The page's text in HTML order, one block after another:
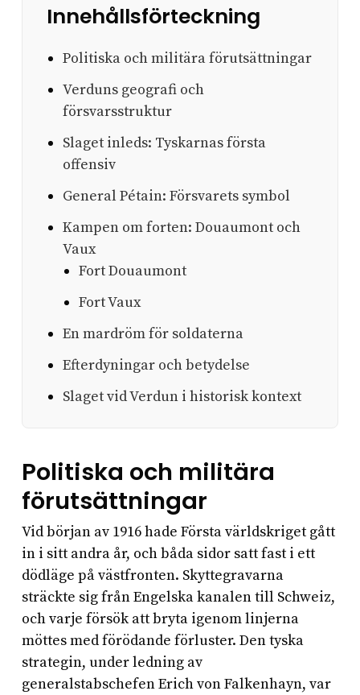
Innehållsförteckning
Politiska och militära förutsättningar
Verduns geografi och
försvarsstruktur
Slaget inleds: Tyskarnas första
offensiv
General Pétain: Försvarets symbol
Kampen om forten: Douaumont och
Vaux
Fort Douaumont
Fort Vaux
En mardröm för soldaterna
Efterdyningar och betydelse
Slaget vid Verdun i historisk kontext
Politiska och militära
förutsättningar
Vid början av 1916 hade Första världskriget gått
in i sitt andra år, och båda sidor satt fast i ett
dödläge på västfronten. Skyttegravarna
sträckte sig från Engelska kanalen till Schweiz,
och varje försök att bryta igenom linjerna
möttes med förödande förluster. Den tyska
strategin, under ledning av
generalstabschefen Erich von Falkenhayn, var